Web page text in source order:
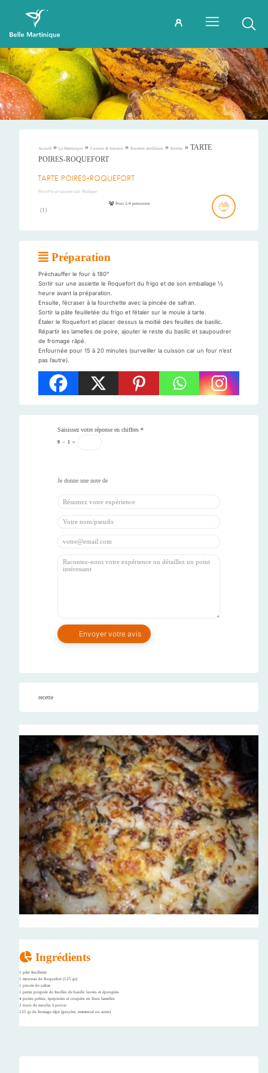
Accueil » La Martinique » Cuisine & Saveurs » Recettes antillaises » Entrées » TARTE
POIRES-ROQUEFORT
TARTE POIRES-ROQUEFORT
Recette proposée par Philippe
(1)
Pour 2/4 personnes
Préparation
Préchauffer le four à 180°
Sortir sur une assiette le Roquefort du frigo et de son emballage ½
heure avant la préparation.
Ensuite, l’écraser à la fourchette avec la pincée de safran.
Sortir la pâte feuilletée du frigo et l’étaler sur le moule à tarte.
Étaler le Roquefort et placer dessus la moitié des feuilles de basilic.
Répartir les lamelles de poire, ajouter le reste du basilic et saupoudrer
de fromage râpé.
Enfournée pour 15 à 20 minutes (surveiller la cuisson car un four n’est
pas l’autre).
Saisissez votre réponse en chiffres *
9 − 1 =
recette
Ingrédients
1 pâte feuilletée
1 morceau de Roquefort (125 gr)
1 pincée de safran
1 petite poignée de feuilles de basilic lavées et épongées
4 poires pelées, épépinées et coupées en fines lamelles
3 tours de moulin à poivre
125 gr de fromage râpé (gruyère, emmental ou autre)